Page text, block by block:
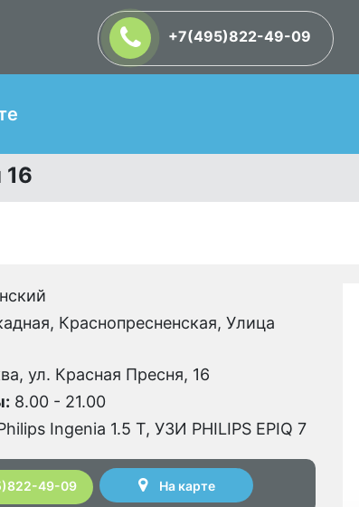
+7(495)822-49-09
Краснопресненская, Улица
ул. Красная Пресня, 16
8.00 - 21.00
Ingenia 1.5 Т, УЗИ PHILIPS EPIQ 7
49-09 На карте